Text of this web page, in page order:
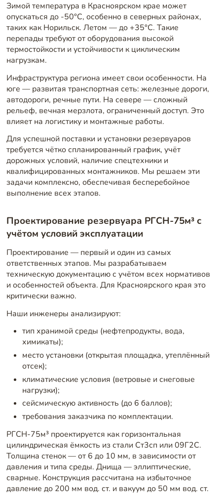
Зимой температура в Красноярском крае может
опускаться до -50°C, особенно в северных районах,
таких как Норильск. Летом — до +35°C. Такие
перепады требуют от оборудования высокой
термостойкости и устойчивости к циклическим
нагрузкам.
Инфраструктура региона имеет свои особенности. На
юге — развитая транспортная сеть: железные дороги,
автодороги, речные пути. На севере — сложный
рельеф, вечная мерзлота, ограниченный доступ. Это
влияет на логистику и монтажные работы.
Для успешной поставки и установки резервуаров
требуется чётко спланированный график, учёт
дорожных условий, наличие спецтехники и
квалифицированных монтажников. Мы решаем эти
задачи комплексно, обеспечивая бесперебойное
выполнение всех этапов.
Проектирование резервуара РГСН-75м³ с
учётом условий эксплуатации
Проектирование — первый и один из самых
ответственных этапов. Мы разрабатываем
техническую документацию с учётом всех нормативов
и особенностей объекта. Для Красноярского края это
критически важно.
Наши инженеры анализируют:
тип хранимой среды (нефтепродукты, вода,
химикаты);
место установки (открытая площадка, утеплённый
отсек);
климатические условия (ветровые и снеговые
нагрузки);
сейсмическую активность (до 6 баллов);
требования заказчика по комплектации.
РГСН-75м³ проектируется как горизонтальная
цилиндрическая ёмкость из стали Ст3сп или 09Г2С.
Толщина стенок — от 6 до 10 мм, в зависимости от
давления и типа среды. Днища — эллиптические,
сварные. Конструкция рассчитана на избыточное
давление до 200 мм вод. ст. и вакуум до 50 мм вод. ст.